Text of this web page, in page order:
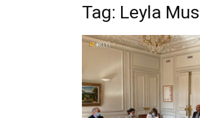
Tag: Leyla